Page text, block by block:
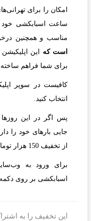
امکان را برای
ساعت اسبابکشی خود
مناسب و همچنین
است که این
برای شما فراهم
کافیست در سوپر
انتخاب کنید.
پس اگر در این
جایی بارهای خود را
از تخفیف 150 هزار تومانی آن بهره‌مند شوید.
برای ورود به
اسبابکشی بر روی
این تخفیف را به